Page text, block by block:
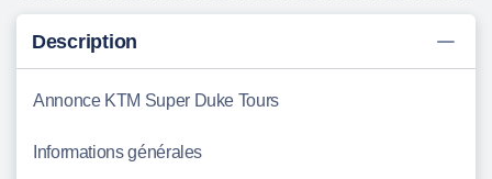
Description
Annonce KTM Super Duke Tours
Informations générales